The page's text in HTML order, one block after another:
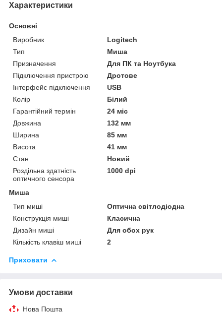
Характеристики
Основні
Виробник
Logitech
Тип
Миша
Призначення
Для ПК та Ноутбука
Підключення пристрою
Дротове
Інтерфейс підключення
USB
Колір
Білий
Гарантійний термін
24 міс
Довжина
132 мм
Ширина
85 мм
Висота
41 мм
Стан
Новий
Роздільна здатність
оптичного сенсора
1000 dpi
Миша
Тип миші
Оптична світлодіодна
Конструкція миші
Класична
Дизайн миші
Для обох рук
Кількість клавіш миші
2
Приховати
Умови доставки
Нова Пошта